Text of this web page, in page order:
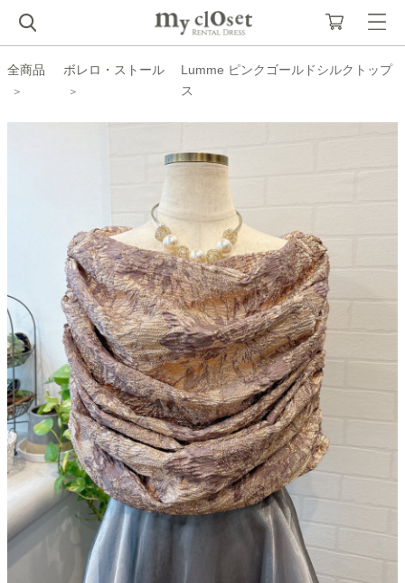
全商品 ボレロ・ストール
Lumme ピンクゴールドシルクトップ
ス